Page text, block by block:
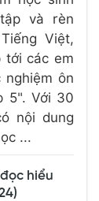
và rèn
Việt,
tới các em
ôn
5". Với 30
nội dung
...
hiểu